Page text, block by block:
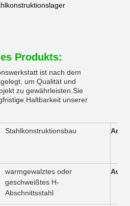
Produkts:
ist nach dem
um Qualität und
zu gewährleisten.Sie
Haltbarkeit unserer
Stahlkonstruktionsbau
warmgewalztes oder
geschweißtes H-
Abschnittsstahl